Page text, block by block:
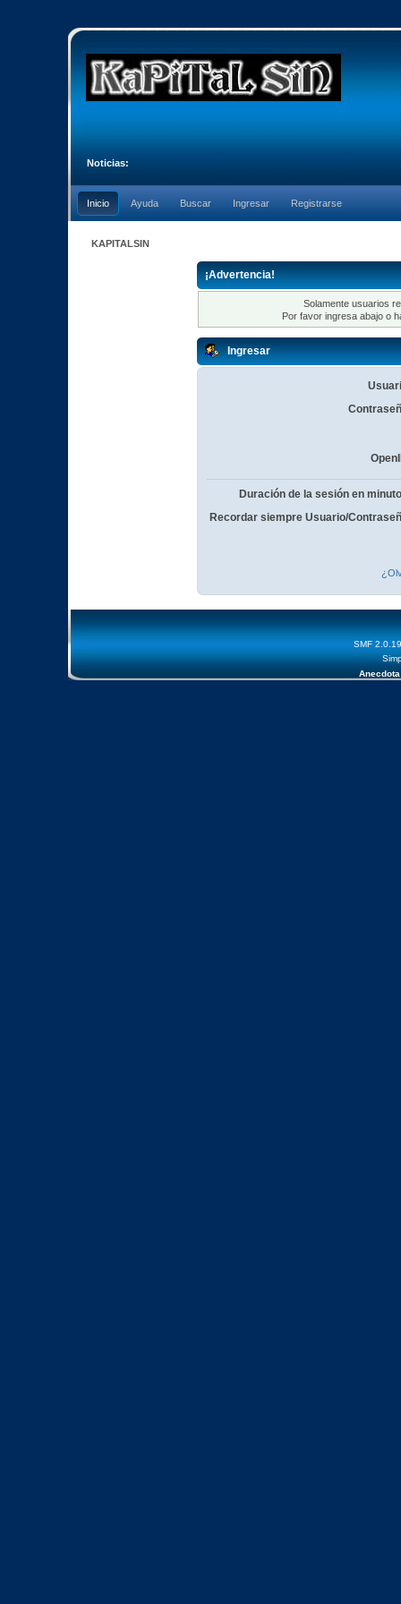
Noticias:
Inicio Ayuda Buscar Ingresar Registrarse
KAPITALSIN
¡Advertencia!
Solamente usuarios
Por favor ingresa abajo o
Ingresar
Duración de la sesión en
Recordar siempre Usuario/
SMF 2.0.19
Anecdota